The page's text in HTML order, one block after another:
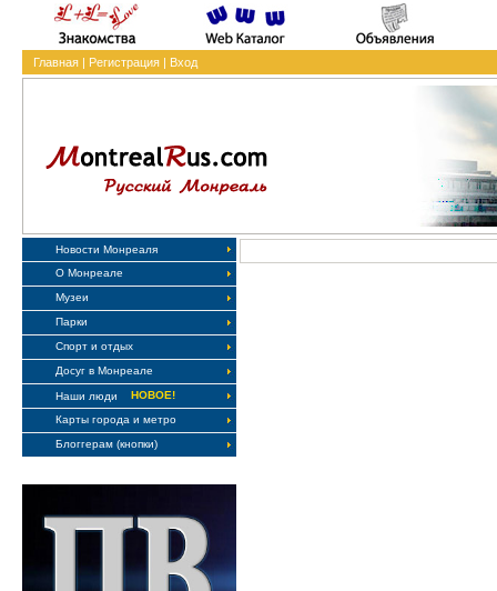
Главная| Регистрация| Вход
Новости Монреаля
О Монреале
Музеи
Парки
Спорт и отдых
Досуг в Монреале
Наши люди
НОВОЕ!
Карты города и метро
Блоггерам (кнопки)